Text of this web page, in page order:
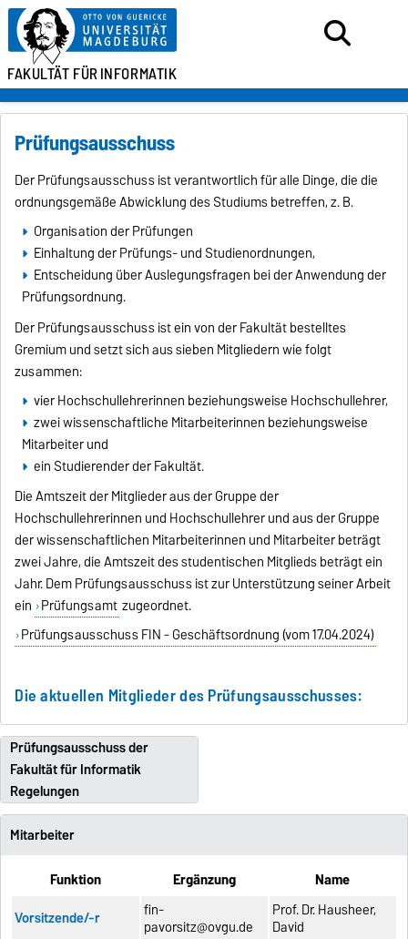
FAKULTÄT FÜRINFORMATIK
Prüfungsausschuss
Der Prüfungsausschuss ist verantwortlich für alle Dinge, die die
ordnungsgemäße Abwicklung des Studiums betreffen, z. B.
Organisation der Prüfungen
Einhaltung der Prüfungs- und Studienordnungen,
Entscheidung über Auslegungsfragen bei der Anwendung der
Prüfungsordnung.
Der Prüfungsausschuss ist ein von der Fakultät bestelltes
Gremium und setzt sich aus sieben Mitgliedern wie folgt
zusammen:
vier Hochschullehrerinnen beziehungsweise Hochschullehrer,
zwei wissenschaftliche Mitarbeiterinnen beziehungsweise
Mitarbeiter und
ein Studierender der Fakultät.
Die Amtszeit der Mitglieder aus der Gruppe der
Hochschullehrerinnen und Hochschullehrer und aus der Gruppe
der wissenschaftlichen Mitarbeiterinnen und Mitarbeiter beträgt
zwei Jahre, die Amtszeit des studentischen Mitglieds beträgt ein
Jahr. Dem Prüfungsausschuss ist zur Unterstützung seiner Arbeit
ein Prüfungsamt zugeordnet.
Prüfungsausschuss FIN - Geschäftsordnung (vom 17.04.2024)
Die aktuellen Mitglieder des Prüfungsausschusses:
Prüfungsausschuss der
Fakultät für Informatik
Regelungen
Mitarbeiter
Funktion Ergänzung
Name
Vorsitzende/-r
fin-
pavorsitz@ovgu.de
Prof. Dr. Hausheer,
David